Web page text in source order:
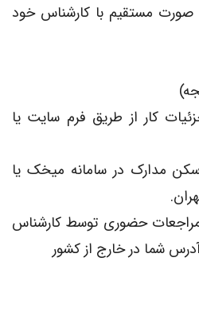
صورت مستقیم با کارشناس خود
کار از طریق فرم سایت یا
مدارک در سامانه میخک یا
حضوری توسط کارشناس
شما در خارج از کشور